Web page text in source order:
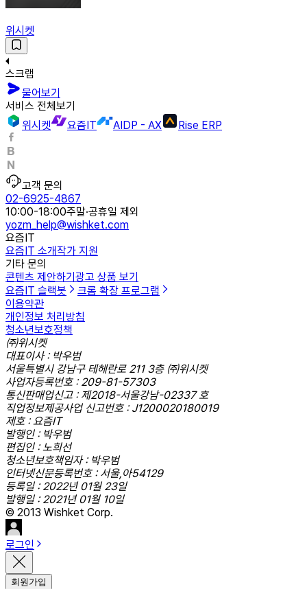
위시켓
스크랩
물어보기
서비스 전체보기
위시켓
요즘IT AIDP - AX Rise ERP
고객 문의
02-6925-4867
10:00-18:00주말·공휴일 제외
yozm_help@wishket.com
요즘IT
요즘IT 소개작가 지원
기타 문의
콘텐츠 제안하기 광고 상품 보기
요즘IT 슬랙봇
크롬 확장 프로그램
이용약관
개인정보 처리방침
청소년보호정책
㈜위시켓
대표이사 : 박우범
서울특별시 강남구 테헤란로 211 3층 ㈜위시켓
사업자등록번호 : 209-81-57303
통신판매업신고 : 제2018-서울강남-02337 호
직업정보제공사업 신고번호 : J1200020180019
제호 : 요즘IT
발행인 : 박우범
편집인 : 노희선
청소년보호책임자 : 박우범
인터넷신문등록번호 : 서울,아54129
등록일 : 2022년 01월 23일
발행일 : 2021년 01월 10일
© 2013 Wishket Corp.
로그인
회원가입